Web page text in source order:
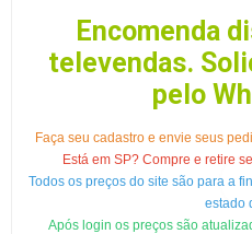
Encomenda
televendas.
pelo
Faça seu cadastro e envie seus
Está em SP? Compre e retire
Todos os preços do site são para a
estado
Após login os preços são